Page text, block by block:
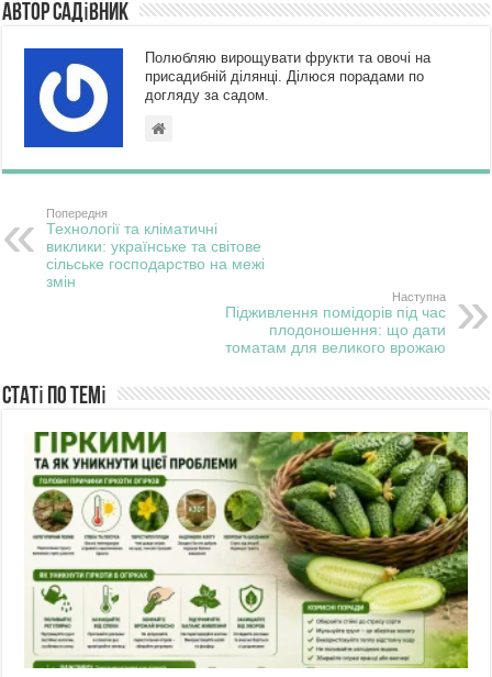
Автор Садівник
Полюбляю вирощувати фрукти та овочі на
присадибній ділянці. Ділюся порадами по
догляду за садом.
Попередня
Технології та кліматичні
виклики: українське та світове
сільське господарство на межі
змін
Наступна
Підживлення помідорів під час
плодоношення: що дати
томатам для великого врожаю
Статі по темі